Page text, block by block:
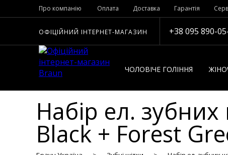
Про компанію Оплата Доставка Гарантія
ОФІЦІЙНИЙ ІНТЕРНЕТ-МАГАЗИН +38 095 890-
ЧОЛОВІЧЕ ГОЛІННЯ
Набір ел.
Black + Forest